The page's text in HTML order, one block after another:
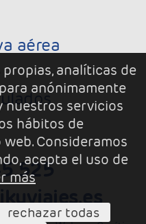
aérea
525
analíticas de
anónimamente
nuestros servicios
hábitos de
Consideramos
acepta el uso de
más
rechazar todas